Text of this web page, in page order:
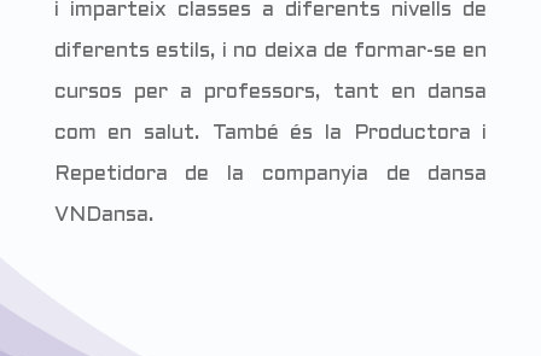
i imparteix classes a diferents nivells de
diferents estils, i no deixa de formar-se en
cursos per a professors, tant en dansa
com en salut. També és la Productora i
Repetidora de la companyia de dansa
VNDansa.